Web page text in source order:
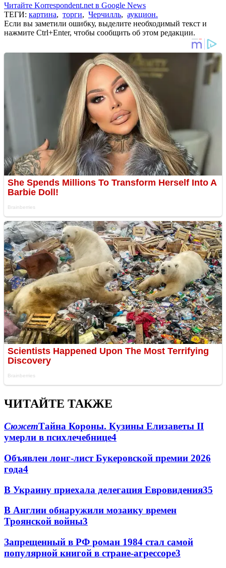
Читайте Korrespondent.net в Google News
ТЕГИ: картина, торги, Черчилль, аукцион.
Если вы заметили ошибку, выделите необходимый текст и
нажмите Ctrl+Enter, чтобы сообщить об этом редакции.
ЧИТАЙТЕ ТАКЖЕ
СюжетТайна Короны. Кузины Елизаветы II
умерли в психлечебнице4
Объявлен лонг-лист Букеровской премии 2026
года4
В Украину приехала делегация Евровидения35
В Англии обнаружили мозаику времен
Троянской войны3
Запрещенный в РФ роман 1984 стал самой
популярной книгой в стране-агрессоре3